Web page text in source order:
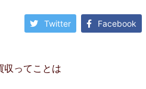
Twitter Facebook
収ってことは